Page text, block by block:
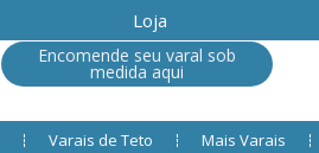
Loja
Encomende seu varal sob
medida aqui
Varais de Teto Mais Varais